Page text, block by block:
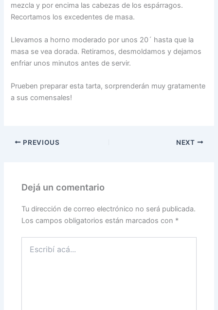
mezcla y por encima las cabezas de los espárragos.
Recortamos los excedentes de masa.
Llevamos a horno moderado por unos 20´ hasta que la
masa se vea dorada. Retiramos, desmoldamos y dejamos
enfriar unos minutos antes de servir.
Prueben preparar esta tarta, sorprenderán muy gratamente
a sus comensales!
PREVIOUS NEXT
Dejá un comentario
Tu dirección de correo electrónico no será publicada.
Los campos obligatorios están marcados con *
acá...